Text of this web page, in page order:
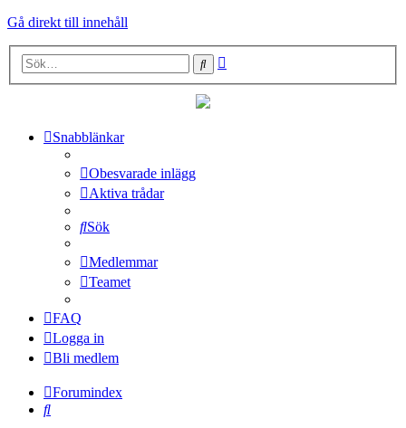
Gå direkt till innehåll
Sök
Snabblänkar
Obesvarade inlägg
Aktiva trådar
Sök
Medlemmar
Teamet
FAQ
Logga in
Bli medlem
Forumindex
Sök